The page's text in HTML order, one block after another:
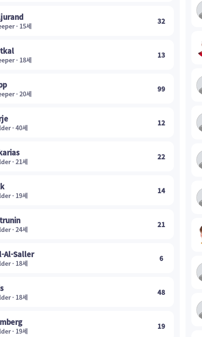
· 15세
32
· 18세
13
· 20세
99
· 40세
12
· 21세
22
· 19세
14
· 24세
21
Al-Saller
· 18세
6
· 18세
48
· 19세
19